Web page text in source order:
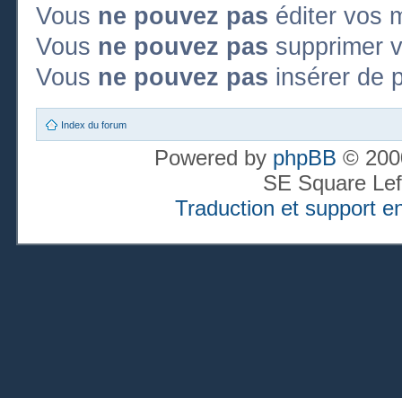
Vous ne pouvez pas éditer vos
Vous ne pouvez pas supprimer
Vous ne pouvez pas insérer de
Index du forum
Powered by phpBB ©
SE Square
Traduction et support